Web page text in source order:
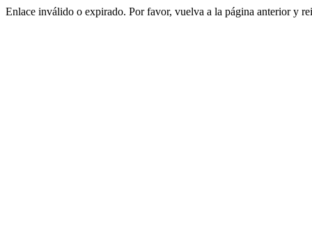
Enlace inválido o expirado. Por favor, vuelva a la página anterior y